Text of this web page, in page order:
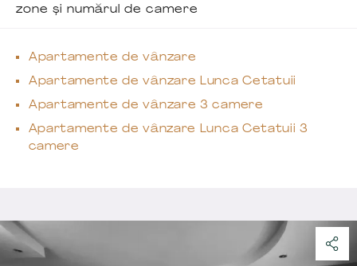
zone și numărul de camere
Apartamente de vânzare
Apartamente de vânzare Lunca Cetatuii
Apartamente de vânzare 3 camere
Apartamente de vânzare Lunca Cetatuii 3
camere